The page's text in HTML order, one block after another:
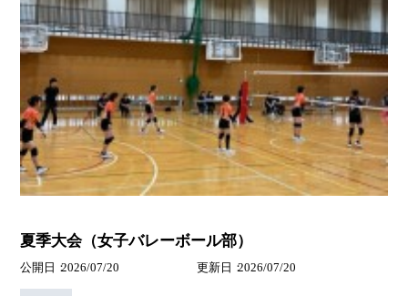
夏季大会（女子バレーボール部）
公開日 2026/07/20 更新日 2026/07/20